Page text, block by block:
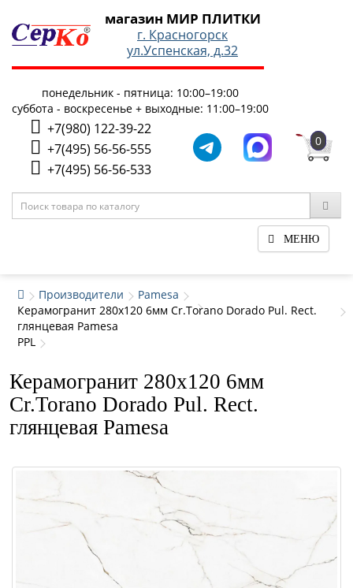
магазин МИР ПЛИТКИ
г. Красногорск
ул.Успенская, д.32
понедельник - пятница: 10:00–19:00
суббота - воскресенье + выходные: 11:00–19:00
+7(980) 122-39-22
+7(495) 56-56-555
+7(495) 56-56-533
0
МЕНЮ
Производители
Pamesa
Керамогранит 280x120 6мм Cr.Torano Dorado Pul. Rect.
глянцевая Pamesa
PPL
Керамогранит 280x120 6мм
Cr.Torano Dorado Pul. Rect.
глянцевая Pamesa